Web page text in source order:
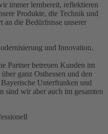
immer lernbereit, reflektieren
Produkte, die Technik und
die Bedürfnisse unserer
und Innovation.
Partner betreuen Kunden im
ganz Osthessen und den
Unterfranken und
sind wir aber auch im gesamten